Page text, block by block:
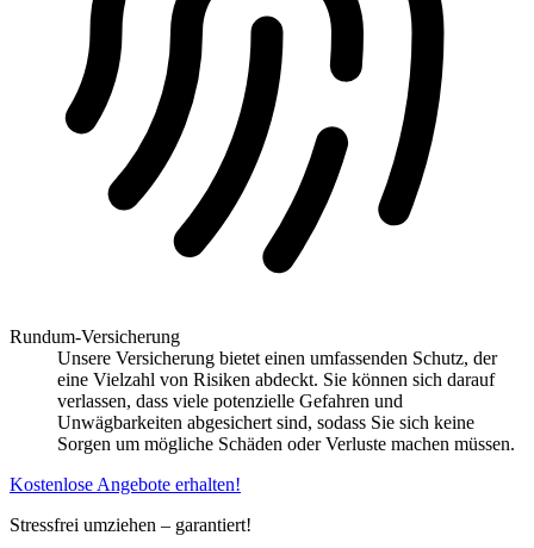
Rundum-Versicherung
Unsere Versicherung bietet einen umfassenden Schutz, der
eine Vielzahl von Risiken abdeckt. Sie können sich darauf
verlassen, dass viele potenzielle Gefahren und
Unwägbarkeiten abgesichert sind, sodass Sie sich keine
Sorgen um mögliche Schäden oder Verluste machen müssen.
Kostenlose Angebote erhalten!
Stressfrei umziehen – garantiert!